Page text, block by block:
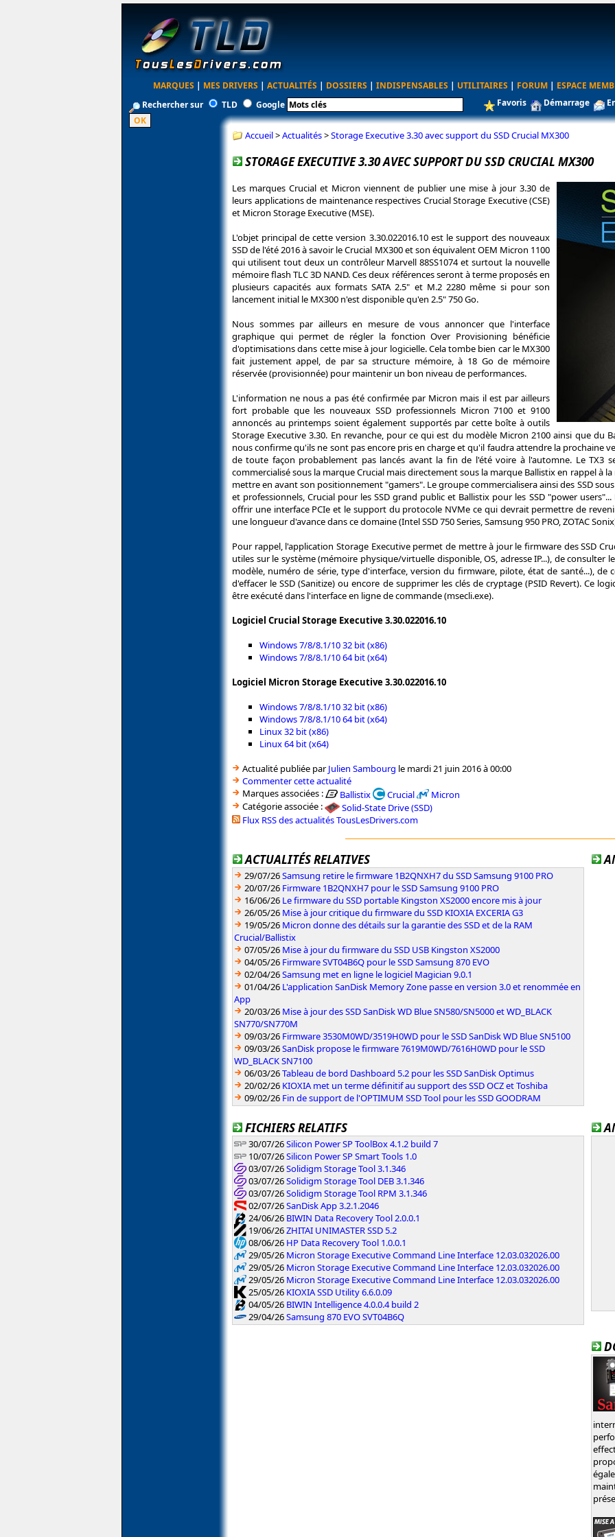
MARQUES | MES DRIVERS | ACTUALITÉS | DOSSIERS | INDISPENSABLES | UTILITAIRES | FORUM | ESPACE
Rechercher sur
TLD Google Favoris Démarrage
Accueil>Actualités>Storage Executive 3.30 avec support du SSD Crucial MX300
STORAGE EXECUTIVE 3.30 AVEC SUPPORT DU SSD CRUCIAL MX300
Les marques Crucial et Micron viennent de publier une mise à jour 3.30 de
leurs applications de maintenance respectives Crucial Storage Executive (CSE)
et Micron Storage Executive (MSE).
L'objet principal de cette version 3.30.022016.10 est le support des nouveaux
SSD de l'été 2016 à savoir le Crucial MX300 et son équivalent OEM Micron 1100
qui utilisent tout deux un contrôleur Marvell 88SS1074 et surtout la nouvelle
mémoire flash TLC 3D NAND. Ces deux références seront à terme proposés en
plusieurs capacités aux formats SATA 2.5" et M.2 2280 même si pour son
lancement initial le MX300 n'est disponible qu'en 2.5" 750 Go.
Nous sommes par ailleurs en mesure de vous annoncer que l'interface
graphique qui permet de régler la fonction Over Provisioning bénéficie
d'optimisations dans cette mise à jour logicielle. Cela tombe bien car le MX300
fait justement appel, de par sa structure mémoire, à 18 Go de mémoire
réservée (provisionnée) pour maintenir un bon niveau de performances.
L'information ne nous a pas été confirmée par Micron mais il est par ailleurs
fort probable que les nouveaux SSD professionnels Micron 7100 et 9100
annoncés au printemps soient également supportés par cette boîte à outils
Storage Executive 3.30. En revanche, pour ce qui est du modèle Micron 2100 ainsi que du
nous confirme qu'ils ne sont pas encore pris en charge et qu'il faudra attendre la prochaine
de toute façon probablement pas lancés avant la fin de l'été voire à l'automne. Le TX3
commercialisé sous la marque Crucial mais directement sous la marque Ballistix en rappel à
mettre en avant son positionnement "gamers". Le groupe commercialisera ainsi des SSD
et professionnels, Crucial pour les SSD grand public et Ballistix pour les SSD "power
offrir une interface PCIe et le support du protocole NVMe ce qui devrait permettre de
une longueur d'avance dans ce domaine (Intel SSD 750 Series, Samsung 950 PRO, ZOTAC
Pour rappel, l'application Storage Executive permet de mettre à jour le firmware des SSD
utiles sur le système (mémoire physique/virtuelle disponible, OS, adresse IP...), de consulter
modèle, numéro de série, type d'interface, version du firmware, pilote, état de santé...), de
d'effacer le SSD (Sanitize) ou encore de supprimer les clés de cryptage (PSID Revert). Ce
être exécuté dans l'interface en ligne de commande (msecli.exe).
Logiciel Crucial Storage Executive 3.30.022016.10
Windows 7/8/8.1/10 32 bit (x86)
Windows 7/8/8.1/10 64 bit (x64)
Logiciel Micron Storage Executive 3.30.022016.10
Windows 7/8/8.1/10 32 bit (x86)
Windows 7/8/8.1/10 64 bit (x64)
Linux 32 bit (x86)
Linux 64 bit (x64)
Actualité publiée parJulien Sambourg le mardi 21 juin 2016 à 00:00
Commenter cette actualité
Marques associées :
Ballistix Crucial
Micron
Catégorie associée :
Solid-State Drive (SSD)
Flux RSS des actualités TousLesDrivers.com
ACTUALITÉS RELATIVES
29/07/26Samsung retire le firmware 1B2QNXH7 du SSD Samsung 9100 PRO
20/07/26 Firmware 1B2QNXH7 pour le SSD Samsung 9100 PRO
16/06/26 Le firmware du SSD portable Kingston XS2000 encore mis à jour
26/05/26 Mise à jour critique du firmware du SSD KIOXIA EXCERIA G3
19/05/26 Micron donne des détails sur la garantie des SSD et de la RAM
Crucial/Ballistix
07/05/26 Mise à jour du firmware du SSD USB Kingston XS2000
04/05/26 Firmware SVT04B6Q pour le SSD Samsung 870 EVO
02/04/26Samsung met en ligne le logiciel Magician 9.0.1
01/04/26 L'application SanDisk Memory Zone passe en version 3.0 et renommée en
App
20/03/26 Mise à jour des SSD SanDisk WD Blue SN580/SN5000 et WD_BLACK
SN770/SN770M
09/03/26 Firmware 3530M0WD/3519H0WD pour le SSD SanDisk WD Blue SN5100
09/03/26SanDisk propose le firmware 7619M0WD/7616H0WD pour le SSD
WD_BLACK SN7100
06/03/26Tableau de bord Dashboard 5.2 pour les SSD SanDisk Optimus
20/02/26 KIOXIA met un terme définitif au support des SSD OCZ et Toshiba
09/02/26 Fin de support de l'OPTIMUM SSD Tool pour les SSD GOODRAM
FICHIERS RELATIFS
30/07/26Silicon Power SP ToolBox 4.1.2 build 7
10/07/26Silicon Power SP Smart Tools 1.0
03/07/26Solidigm Storage Tool 3.1.346
03/07/26Solidigm Storage Tool DEB 3.1.346
03/07/26Solidigm Storage Tool RPM 3.1.346
02/07/26SanDisk App 3.2.1.2046
24/06/26 BIWIN Data Recovery Tool 2.0.0.1
19/06/26ZHITAI UNIMASTER SSD 5.2
08/06/26 HP Data Recovery Tool 1.0.0.1
29/05/26 Micron Storage Executive Command Line Interface 12.03.032026.00
29/05/26 Micron Storage Executive Command Line Interface 12.03.032026.00
29/05/26 Micron Storage Executive Command Line Interface 12.03.032026.00
25/05/26 KIOXIA SSD Utility 6.6.0.09
04/05/26 BIWIN Intelligence 4.0.0.4 build 2
29/04/26Samsung 870 EVO SVT04B6Q